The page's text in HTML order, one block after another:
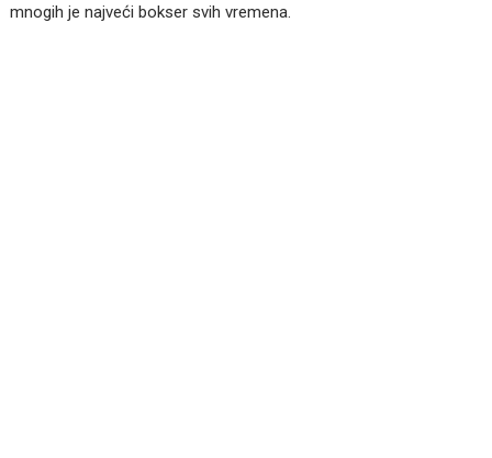
mnogih je najveći bokser svih vremena.